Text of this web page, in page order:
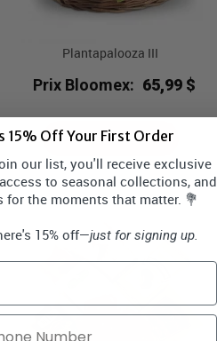
Plantapalooza III
Prix Bloomex: 65,99 $
MAGASINEZ
15% Off Your First Order
our list, you'll receive exclusive
to seasonal collections, and
for the moments that matter. 💐
15% off—just for signing up.